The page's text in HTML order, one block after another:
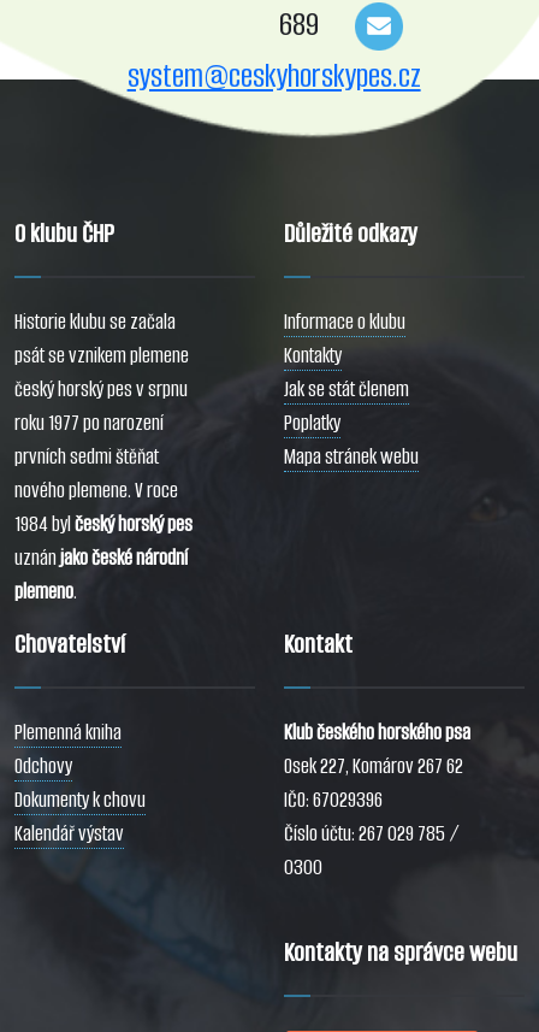
689
system@ceskyhorskypes.cz
O klubu ČHP
Historie klubu se začala
psát se vznikem plemene
český horský pes v srpnu
roku 1977 po narození
prvních sedmi štěňat
nového plemene. V roce
1984 bylčeský horský pes
uznánjako české národní
plemeno.
Důležité odkazy
Informace o klubu
Kontakty
Jak se stát členem
Poplatky
Mapa stránek webu
Chovatelství
Plemenná kniha
Odchovy
Dokumenty k chovu
Kalendář výstav
Kontakt
Klub českého horského psa
Osek 227, Komárov 267 62
IČO: 67029396
Číslo účtu: 267 029 785 /
0300
Kontakty na správce webu